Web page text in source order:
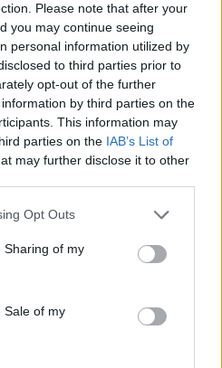
Please note that after your
you may continue seeing
personal information utilized by
to third parties prior to
opt-out of the further
by third parties on the
This information may
parties on the IAB’s List of
may further disclose it to other
app uses one or more Google
behaviour. You may click to
and its third-party tags to
purposes in below Google
Opt Outs
Sharing of my
Sale of my
ΠΑΠΟΥΤΣΙΑ
ΣΤΟ
συνηθίζεται να βγάζουμε
στο σπίτι
μας αμέσως μόλις μπούμε.
ΠΟΤΑ ΤΩΝ
το ποτό που έφερες μαζί